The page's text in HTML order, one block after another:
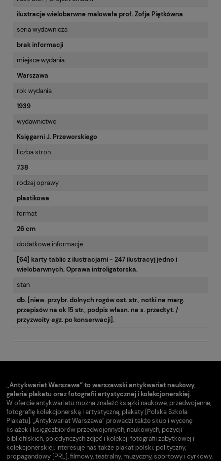
ilustracje wielobarwne malowała prof. Zofja Piętkówna
seria wydawnicza
brak informacji
miejsce wydania
Warszawa
rok wydania
1939
wydawnictwo
Księgarni J. Przeworskiego
liczba stron
738
rodzaj oprawy
plastikowa
format
26 cm
dodatkowe informacje
[64] karty tablic z ilustracjami - 247 ilustracyj jedno i
wielobarwnych. Oprawa introligatorska.
stan
db. [niew. przybr. dolnych rogów ost. str., notki na marg.
przepisów na ok 15 str., podpis własn. na s. przedtyt. /
przyzwoity egz. po konserwacji].
„Antykwariat Warszawa” to warszawski antykwariat naukowy,
galeria plakatu oraz fotografii artystycznej i kolekcjonerskiej.
W ofercie antykwariatu można znaleźć książki naukowe, przedwojenne,
fotografię kolekcjonerską i artystyczną, plakaty [Polska Szkoła
Plakatu]. „Antykwariat Warszawa” prowadzi także skup i wycenę
książek i księgozbiorów przedwojennych, naukowych, pozycji
bibliofilskich, pojedynczych zdjęć i kolekcji fotografii zabytkowej i
kolekcjonerskiej, interesuje nas także plakat polski: polityczny,
propagandowy [PRL], filmowy, teatralny, muzyczny, sportowy i cyrkowy.